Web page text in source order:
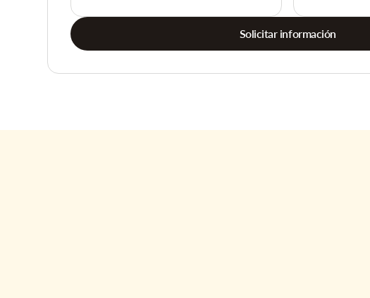
Solicitar información